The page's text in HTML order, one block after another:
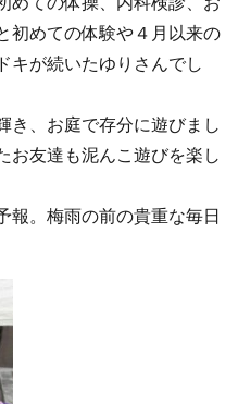
初めての体験や４月以来の
キが続いたゆりさんでし
き、お庭で存分に遊びまし
お友達も泥んこ遊びを楽し
報。梅雨の前の貴重な毎日